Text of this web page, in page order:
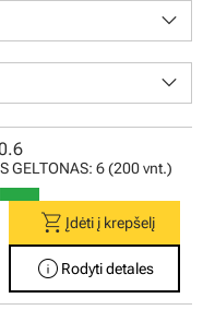
keyboard_arrow_down
keyboard_arrow_down
GELTONAS: 6 (200 vnt.)
shopping_cartĮdėti į krepšelį
info Rodyti detales